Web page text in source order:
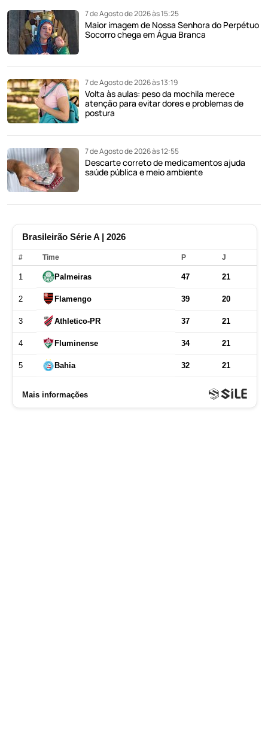
7 de Agosto de 2026 às 15:25
Maior imagem de Nossa Senhora do Perpétuo
Socorro chega em Água Branca
7 de Agosto de 2026 às 13:19
Volta às aulas: peso da mochila merece
atenção para evitar dores e problemas de
postura
7 de Agosto de 2026 às 12:55
Descarte correto de medicamentos ajuda
saúde pública e meio ambiente